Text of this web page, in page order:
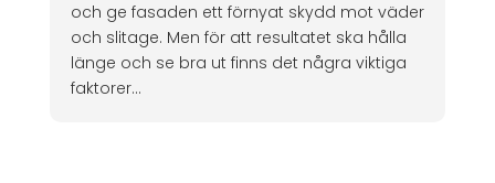
och ge fasaden ett förnyat skydd mot väder
och slitage. Men för att resultatet ska hålla
länge och se bra ut finns det några viktiga
faktorer...